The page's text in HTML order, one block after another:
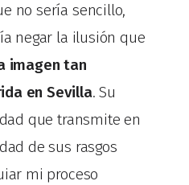
no sería sencillo,
negar la ilusión que
imagen tan
en Sevilla. Su
que transmite en
de sus rasgos
mi proceso